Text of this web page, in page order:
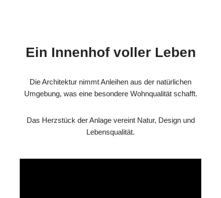
Ein Innenhof voller Leben
Die Architektur nimmt Anleihen aus der natürlichen
Umgebung, was eine besondere Wohnqualität schafft.
Das Herzstück der Anlage vereint Natur, Design und
Lebensqualität.